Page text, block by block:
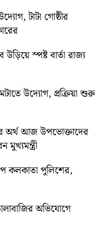
টাটা গোষ্ঠীর
স্পষ্ট বার্তা রাজ্য
উদ্যোগ, প্রক্রিয়া শুরু
অর্থ আজ উপভোক্তাদের
মুখ্যমন্ত্রী
কলকাতা পুলিশের,
অভিযোগে